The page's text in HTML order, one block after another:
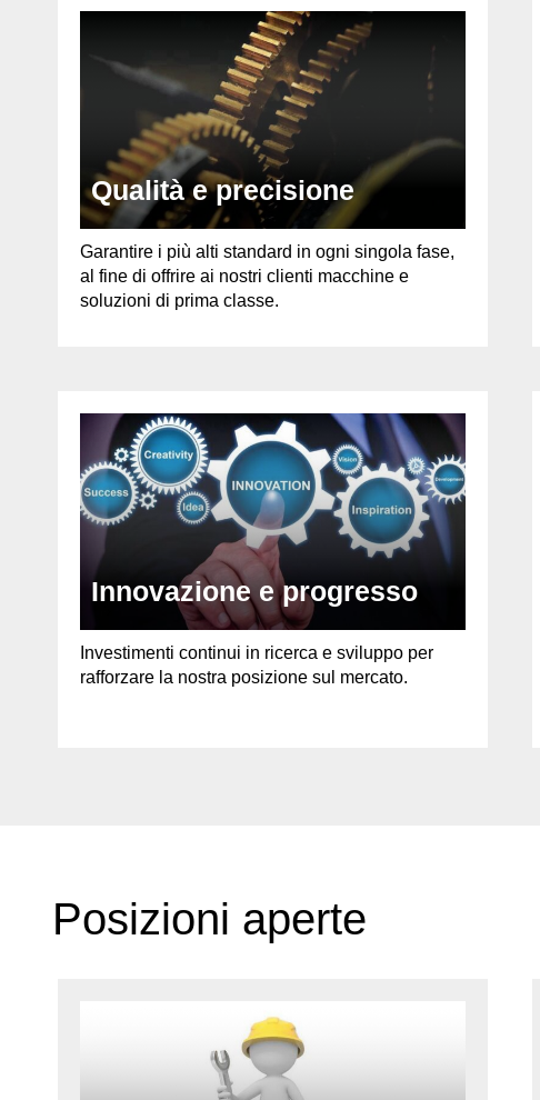
Qualità e precisione
Garantire i più alti standard in ogni singola fase,
al fine di offrire ai nostri clienti macchine e
soluzioni di prima classe.
Innovazione e progresso
Investimenti continui in ricerca e sviluppo per
rafforzare la nostra posizione sul mercato.
Posizioni aperte